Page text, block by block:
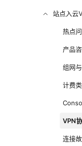
站点入云
热点
产品
组网
计费类
VPN
连接